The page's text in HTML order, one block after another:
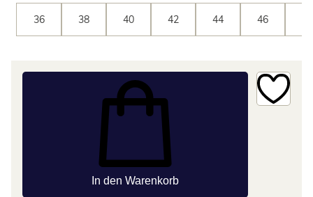
36 38 40 42 44 46
In den Warenkorb